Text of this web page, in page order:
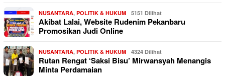
NUSANTARA, POLITIK & HUKUM 5151 Dilihat
Akibat Lalai, Website Rudenim Pekanbaru
Promosikan Judi Online
NUSANTARA, POLITIK & HUKUM 4324 Dilihat
Rutan Rengat ‘Saksi Bisu’ Mirwansyah Menangis
Minta Perdamaian